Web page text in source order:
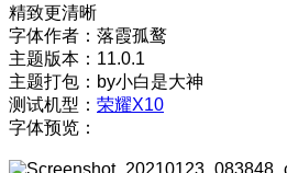
精致更清晰
字体作者：落霞孤鹜
主题版本：11.0.1
主题打包：by小白是大神
测试机型： 荣耀X10
字体预览：